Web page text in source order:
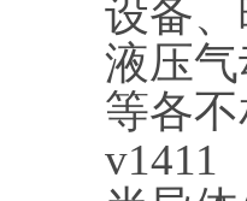
设备
液压
等各
v1411